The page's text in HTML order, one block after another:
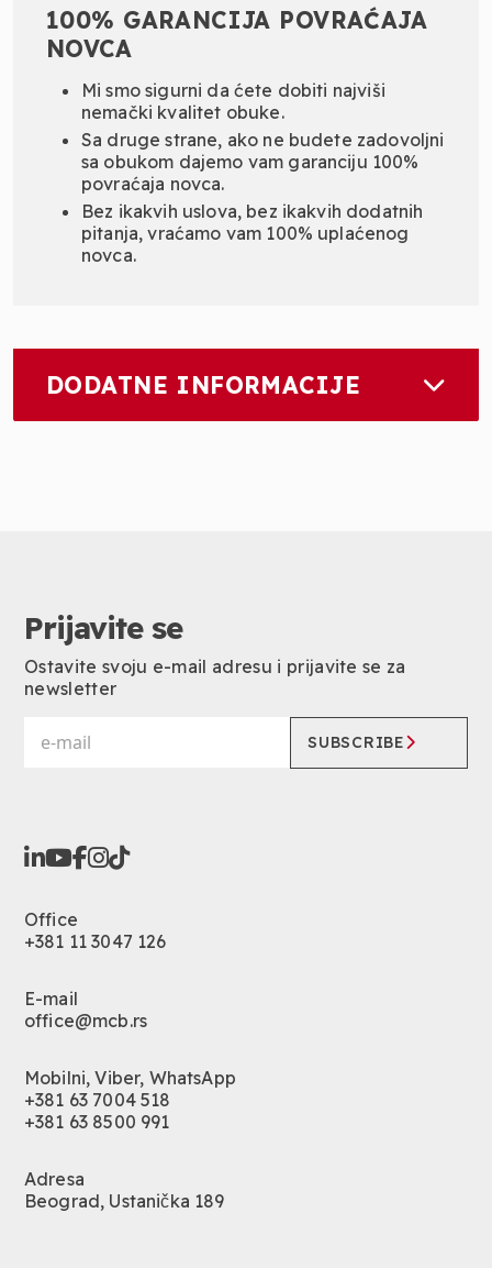
100% GARANCIJA POVRAĆAJA
NOVCA
Mi smo sigurni da ćete dobiti najviši
nemački kvalitet obuke.
Sa druge strane, ako ne budete zadovoljni
sa obukom dajemo vam garanciju 100%
povraćaja novca.
Bez ikakvih uslova, bez ikakvih dodatnih
pitanja, vraćamo vam 100% uplaćenog
novca.
DODATNE INFORMACIJE
Prijavite se
Ostavite svoju e-mail adresu i prijavite se za
newsletter
SUBSCRIBE
Office
+381 11 3047 126
E-mail
office@mcb.rs
Mobilni, Viber, WhatsApp
+381 63 7004 518
+381 63 8500 991
Adresa
Beograd, Ustanička 189